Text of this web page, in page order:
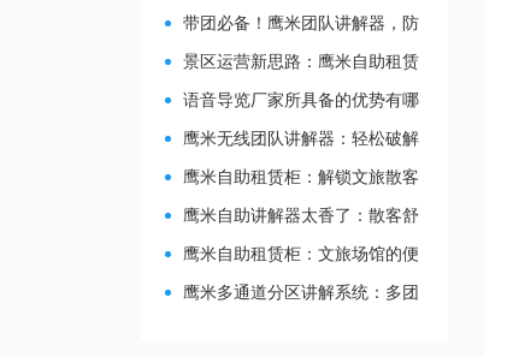
区讲解系统，解决多团队接待核心
痛点
带团必备！鹰米团队讲解器，防
串音 + 易管理双在线
景区运营新思路：鹰米自助租赁
柜，不只是省了点人工费
​语音导览厂家所具备的优势有哪
些？
鹰米无线团队讲解器：轻松破解
大团队沟通难题
鹰米自助租赁柜：解锁文旅散客
服务新方式，省心又高效
鹰米自助讲解器太香了：散客舒
心，我们运营也减负
鹰米自助租赁柜：文旅场馆的便
民与减负神器
鹰米多通道分区讲解系统：多团